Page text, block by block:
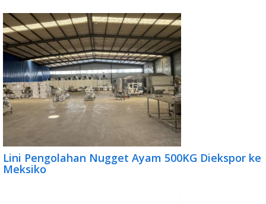
Lini Pengolahan Nugget Ayam 500KG Diekspor ke
Meksiko